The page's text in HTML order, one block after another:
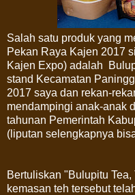
Salah satu produk yang
Pekan Raya Kajen 2017
Kajen Expo) adalah
stand Kecamatan
2017 saya dan rekan-
mendampingi anak-anak
tahunan Pemerintah
(liputan selengkapnya
Bertuliskan "Bulupitu
kemasan teh tersebut